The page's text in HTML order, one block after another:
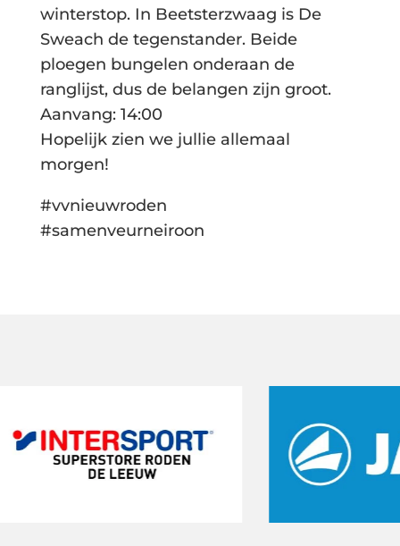
winterstop. In Beetsterzwaag is De
Sweach de tegenstander. Beide
ploegen bungelen onderaan de
ranglijst, dus de belangen zijn groot.
Aanvang: 14:00
Hopelijk zien we jullie allemaal
morgen!
#vvnieuwroden
#samenveurneiroon